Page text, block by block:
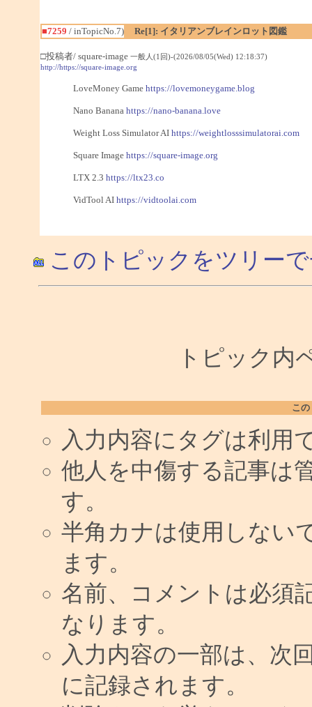
■7259 / inTopicNo.7) Re[1]: イタリアンブレインロット図鑑
□投稿者/ square-image 一般人(1回)-(2026/08/05(Wed) 12:18:37)
http://https://square-image.org
LoveMoney Game https://lovemoneygame.blog
Nano Banana https://nano-banana.love
Weight Loss Simulator AI https://weightlosssimulatorai.com
Square Image https://square-image.org
LTX 2.3 https://ltx23.co
VidTool AI https://vidtoolai.com
このトピックをツリー
トピック内
こ
入力内容にタグは利用
他人を中傷する記事は
す。
半角カナは使用しない
ます。
名前、コメントは必須
なります。
入力内容の一部は、次
に記録されます。